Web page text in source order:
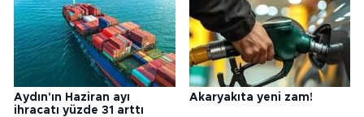
Aydın'ın Haziran ayı
ihracatı yüzde 31 arttı
Akaryakıta yeni zam!